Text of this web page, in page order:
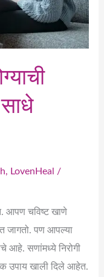
, LovenHeal
/
आपण चविष्ट खाणे
जागतो. पण आपल्या
आहे. सणांमध्ये निरोगी
उपाय खाली दिले आहेत.